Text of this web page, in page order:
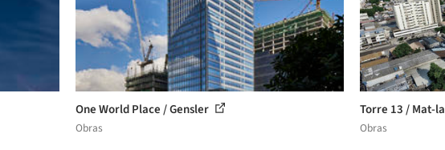
One World Place / Gensler
Obras
Torre 13 / Mat-la
Obras